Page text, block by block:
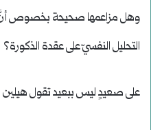
وهل مزاعمها صحيحة بخصوص أنَّ
التحليل النفسيّ على عقدة الذكورة؟
على صعيدٍ ليس ببعيد تقول